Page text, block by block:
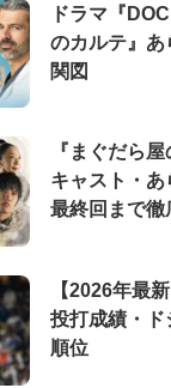
ドラマ『
のカルテ』あ
関図
『まぐだら
キャスト・あ
最終回まで徹
【2026年最
投打成績・ド
順位